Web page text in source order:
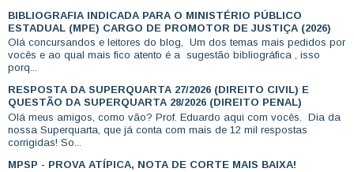
BIBLIOGRAFIA INDICADA PARA O MINISTÉRIO PÚBLICO
ESTADUAL (MPE) CARGO DE PROMOTOR DE JUSTIÇA (2026)
Olá concursandos e leitores do blog, Um dos temas mais pedidos por
vocês e ao qual mais fico atento é a sugestão bibliográfica , isso
porq...
RESPOSTA DA SUPERQUARTA 27/2026 (DIREITO CIVIL) E
QUESTÃO DA SUPERQUARTA 28/2026 (DIREITO PENAL)
Olá meus amigos, como vão? Prof. Eduardo aqui com vocês. Dia da
nossa Superquarta, que já conta com mais de 12 mil respostas
corrigidas! So...
MPSP - PROVA ATÍPICA, NOTA DE CORTE MAIS BAIXA!